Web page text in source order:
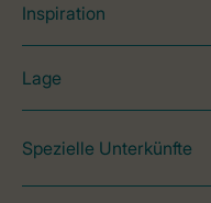
Inspiration
Lage
Spezielle Unterkünfte